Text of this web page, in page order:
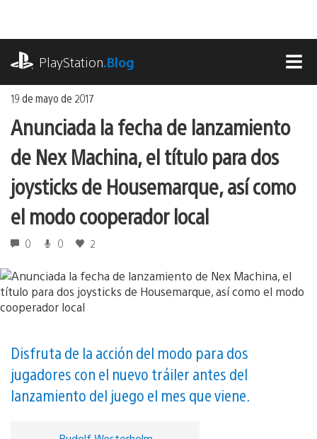
contenido
PlayStation.Blog
19 de mayo de 2017
Anunciada la fecha de lanzamiento
de Nex Machina, el título para dos
joysticks de Housemarque, así como
el modo cooperador local
0 0 2
Disfruta de la acción del modo para dos
jugadores con el nuevo tráiler antes del
lanzamiento del juego el mes que viene.